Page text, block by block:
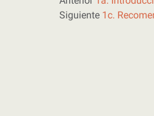
Siguiente 1c.